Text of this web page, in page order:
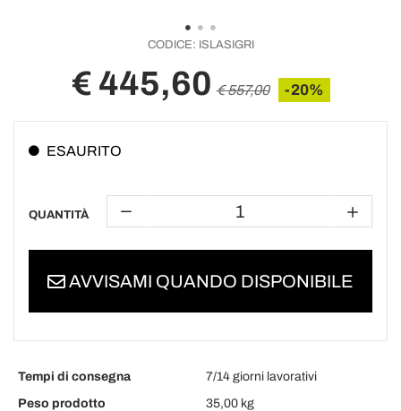
CODICE: ISLASIGRI
€ 445,60 € 557,00 -20%
ESAURITO
QUANTITÀ
AVVISAMI QUANDO DISPONIBILE
Tempi di consegna
7/14 giorni lavorativi
Peso prodotto
35,00 kg